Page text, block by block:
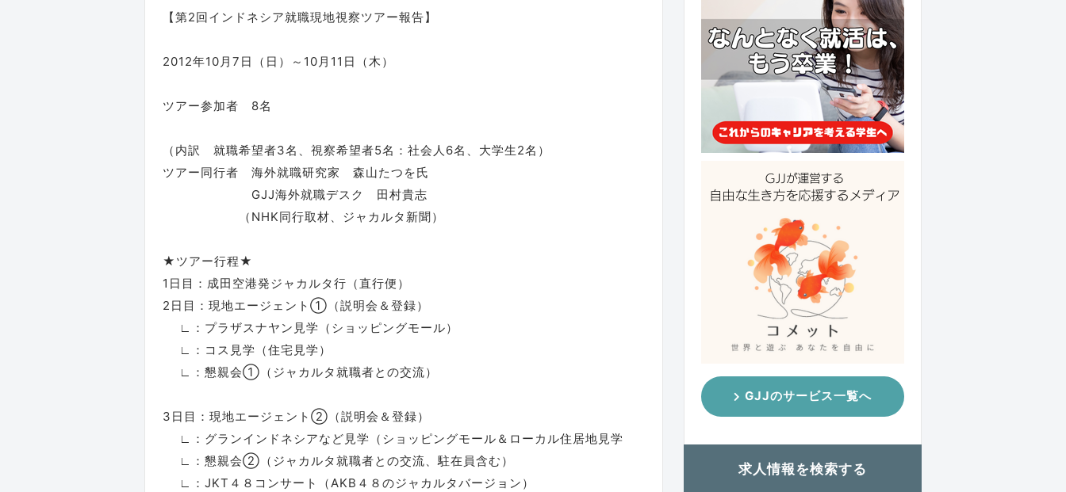
【第2回インドネシア就職現地視察ツアー報告】
2012年10月7日（日）～10月11日（木）
ツアー参加者 8名
（内訳 就職希望者3名、視察希望者5名：社会人6名、大学生2名）
ツアー同行者 海外就職研究家 森山たつを氏
GJJ海外就職デスク 田村貴志
（NHK同行取材、ジャカルタ新聞）
★ツアー行程★
1日目：成田空港発ジャカルタ行（直行便）
2日目：現地エージェント①（説明会＆登録）
∟：プラザスナヤン見学（ショッピングモール）
∟：コス見学（住宅見学）
∟：懇親会①（ジャカルタ就職者との交流）
3日目：現地エージェント②（説明会＆登録）
∟：グランインドネシアなど見学（ショッピングモール＆ローカル住居地見学
∟：懇親会②（ジャカルタ就職者との交流、駐在員含む）
∟：JKT４８コンサート（AKB４８のジャカルタバージョン）
GJJのサービス一覧へ
求人情報を検索する